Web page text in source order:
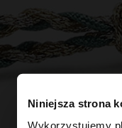
Niniejsza strona
Wykorzystujemy